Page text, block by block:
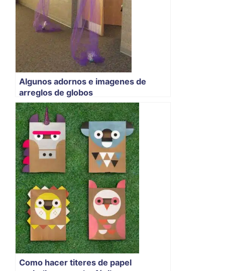
Algunos adornos e imagenes de
arreglos de globos
Como hacer titeres de papel